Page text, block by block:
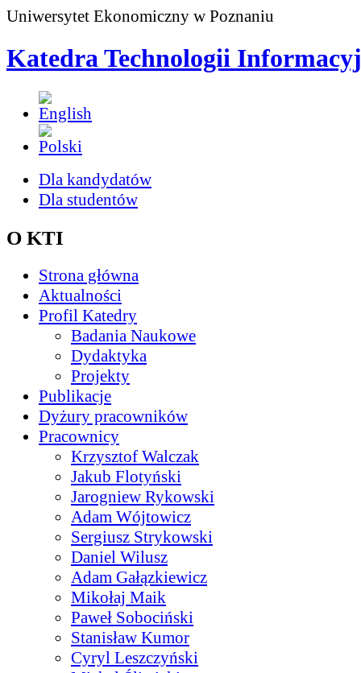
Uniwersytet Ekonomiczny w Poznaniu
Katedra Technologii
Dla kandydatów
Dla studentów
O KTI
Strona główna
Aktualności
Profil Katedry
Badania Naukowe
Dydaktyka
Projekty
Publikacje
Dyżury pracowników
Pracownicy
Krzysztof Walczak
Jakub Flotyński
Jarogniew Rykowski
Adam Wójtowicz
Sergiusz Strykowski
Daniel Wilusz
Adam Gałązkiewicz
Mikołaj Maik
Paweł Sobociński
Stanisław Kumor
Cyryl Leszczyński